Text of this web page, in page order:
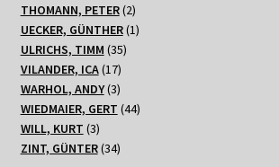
Produkte
THOMANN, PETER 22
Produkte
UECKER, GÜNTHER 11
ULRICHS, TIMM 3535
VILANDER, ICA 1717
Produkte
WARHOL, ANDY 33
Produkte
WIEDMAIER, GERT 4444
WILL, KURT 33
Produkte
ZINT, GÜNTER 3434